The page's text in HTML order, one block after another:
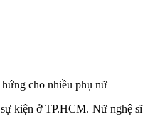
cho nhiều phụ nữ
kiện ở TP.HCM. Nữ nghệ sĩ